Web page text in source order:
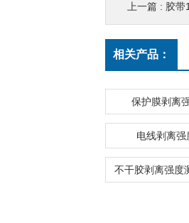
上一篇 : 胶带
相关产品：
保护膜剥离
电线剥离